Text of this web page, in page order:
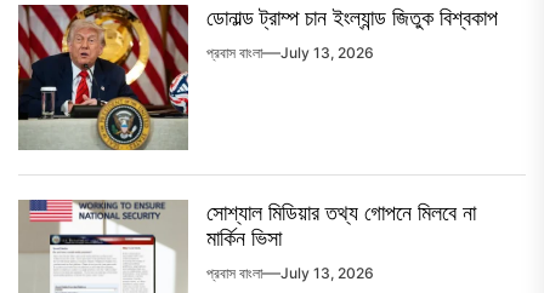
ডোনাল্ড ট্রাম্প চান ইংল্যান্ড জিতুক বিশ্বকাপ
প্রবাস বাংলা July 13, 2026
সোশ্যাল মিডিয়ার তথ্য গোপনে মিলবে না
মার্কিন ভিসা
প্রবাস বাংলা July 13, 2026